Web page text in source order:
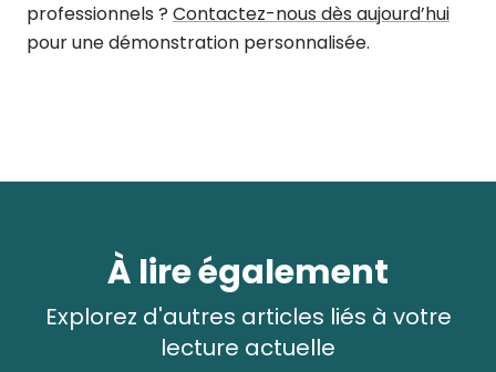
professionnels ? Contactez-nous dès aujourd’hui
pour une démonstration personnalisée.
À lire également
Explorez d'autres articles liés à votre
lecture actuelle